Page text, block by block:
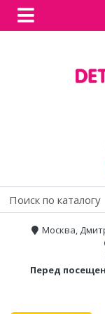
Москва,
Перед
Багги
Мотоциклы
Для прогулок
Для
Аксессуары
Детский
Одноместные